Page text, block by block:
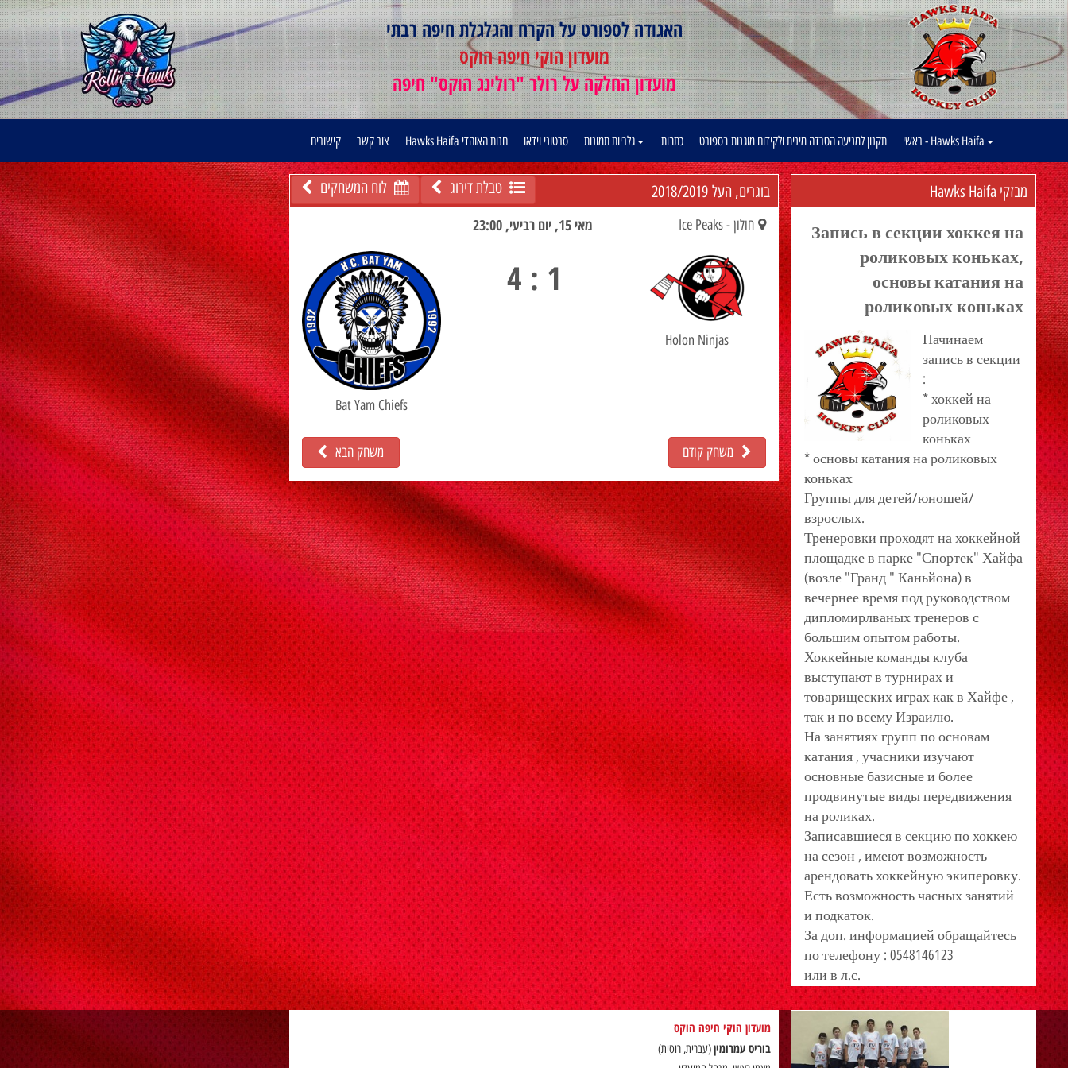
האגודה לספורט על הקרח והגלגלת חיפה רבתי
מועדון הוקי חיפה הוקס
מועדון החלקה על רולר "רולינג הוקס" חיפה
תקנון למניעה הטרדה מינית ולקידום מוגנות בספורט כתבות גלריות תמונות סרטוני וידאו חנות האוהדי Hawks Haifa צור קשר קישורים
מבזקי Hawks Haifa
Запись в секции хоккея на
роликовых коньках,
основы катания на
роликовых коньках
Начинаем
запись в секции
:
* хоккей на
роликовых
коньках
* основы катания на роликовых
коньках
Группы для детей/юношей/
взрослых.
Тренеровки проходят на хоккейной
площадке в парке "Спортек" Хайфа
(возле "Гранд " Каньйона) в
вечернее время под руководством
дипломирлваных тренеров с
большим опытом работы.
Хоккейные команды клуба
выступают в турнирах и
товарищеских играх как в Хайфе ,
так и по всему Израилю.
На занятиях групп по основам
катания , учасники изучают
основные базисные и более
продвинутые виды передвижения
на роликах.
Записавшиеся в секцию по хоккею
на сезон , имеют возможность
арендовать хоккейную экиперовку.
Есть возможность часных занятий
и подкаток.
За доп. информацией обращайтесь
по телефону : 0548146123
или в л.с.
בוגרים, העל 2018/2019 לוח המשחקים טבלת דירוג
חולון - Ice Peaks מאי 15, יום רביעי, 23:00
Holon Ninjas
1 : 4
Bat Yam Chiefs
משחק הבא משחק קודם
מועדון הוקי חיפה הוקס
בוריס עמרומין(עברית, רוסית)